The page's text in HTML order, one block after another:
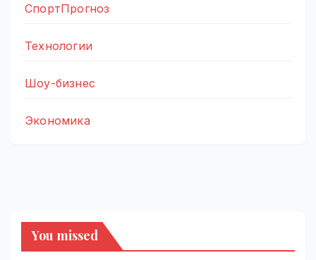
СпортПрогноз
Технологии
Шоу-бизнес
Экономика
You missed